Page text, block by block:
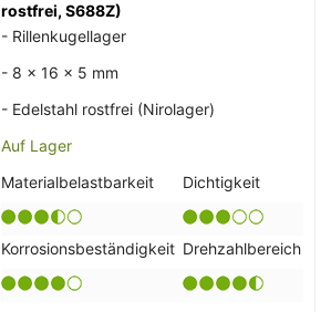
rostfrei, S688Z)
- Rillenkugellager
- 8 x 16 x 5 mm
- Edelstahl rostfrei (Nirolager)
Auf Lager
Materialbelastbarkeit
Dichtigkeit
Korrosionsbeständigkeit Drehzahlbereich